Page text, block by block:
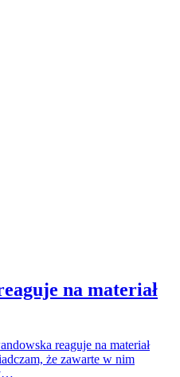
na materiał
reaguje na materiał
że zawarte w nim